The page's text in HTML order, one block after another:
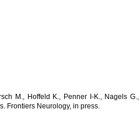
M., Hoffeld K., Penner I-K., Nagels
Frontiers Neurology, in press.